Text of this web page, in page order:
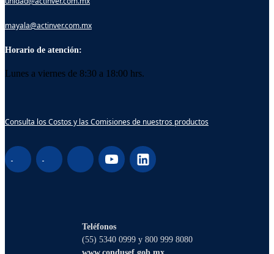
mayala@actinver.com.mx
Horario de atención:
Lunes a viernes de 8:30 a 18:00 hrs.
Consulta los Costos y las Comisiones de nuestros productos
Teléfonos
(55) 5340 0999 y 800 999 8080